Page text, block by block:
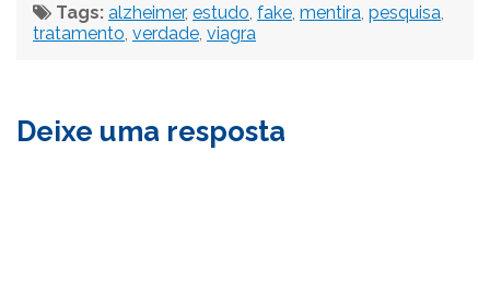
Tags: alzheimer, estudo, fake, mentira, pesquisa,
tratamento, verdade, viagra
Deixe uma resposta